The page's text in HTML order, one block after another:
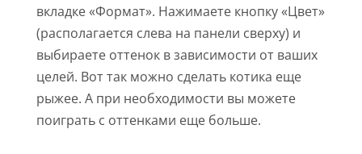
вкладке «Формат». Нажимаете кнопку «Цвет»
(располагается слева на панели сверху) и
выбираете оттенок в зависимости от ваших
целей. Вот так можно сделать котика еще
рыжее. А при необходимости вы можете
поиграть с оттенками еще больше.